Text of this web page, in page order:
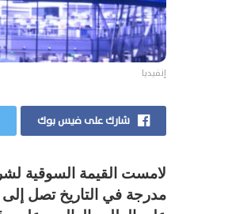
إنفيديا
شارك على فيس بوك
مدرجة في التاريخ تصل